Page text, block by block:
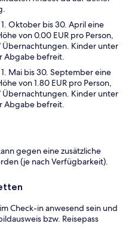
Oktober bis 30. April eine
von 0.00 EUR pro Person,
Übernachtungen. Kinder unter
Abgabe befreit.
Mai bis 30. September eine
von 1.80 EUR pro Person,
Übernachtungen. Kinder unter
Abgabe befreit.
gegen eine zusätzliche
(je nach Verfügbarkeit).
Check-in anwesend sein und
bzw. Reisepass